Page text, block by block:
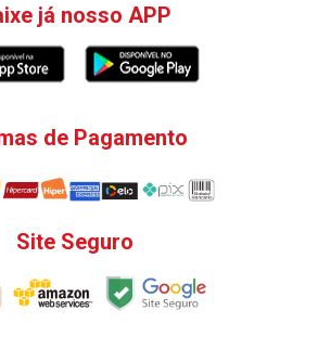
já nosso APP
de Pagamento
Site Seguro